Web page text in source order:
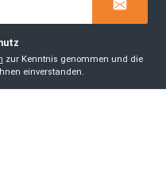
zur Kenntnis genommen und die
einverstanden.